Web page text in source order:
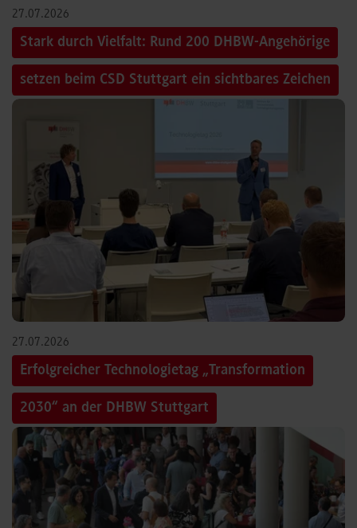
27.07.2026
Stark durch Vielfalt: Rund 200 DHBW-Angehörige
setzen beim CSD Stuttgart ein sichtbares Zeichen
27.07.2026
Erfolgreicher Technologietag „Transformation
2030“ an der DHBW Stuttgart